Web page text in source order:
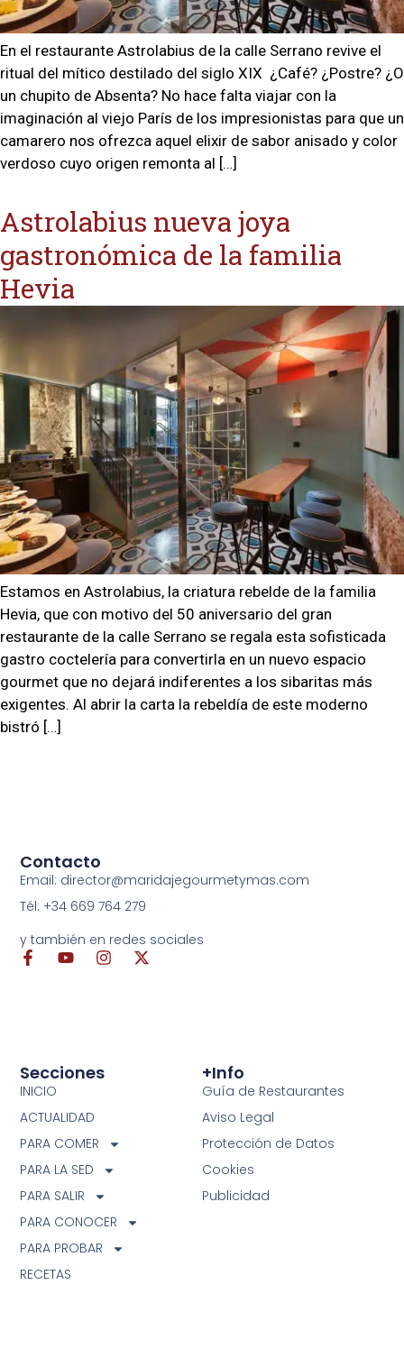
En el restaurante Astrolabius de la calle Serrano revive el
ritual del mítico destilado del siglo XIX ¿Café? ¿Postre? ¿O
un chupito de Absenta? No hace falta viajar con la
imaginación al viejo París de los impresionistas para que un
camarero nos ofrezca aquel elixir de sabor anisado y color
verdoso cuyo origen remonta al […]
Astrolabius nueva joya
gastronómica de la familia
Hevia
Estamos en Astrolabius, la criatura rebelde de la familia
Hevia, que con motivo del 50 aniversario del gran
restaurante de la calle Serrano se regala esta sofisticada
gastro coctelería para convertirla en un nuevo espacio
gourmet que no dejará indiferentes a los sibaritas más
exigentes. Al abrir la carta la rebeldía de este moderno
bistró […]
+info
Guía de Restaurantes
Aviso Legal
Protección de Datos
Cookies
Publicidad
Secciones
INICIO
ACTUALIDAD
PARA COMER
PARA LA SED
PARA SALIR
PARA CONOCER
PARA PROBAR
RECETAS
Contacto
Email: director@maridajegourmetymas.com
Tél: +34 669 764 279
y también en redes sociales